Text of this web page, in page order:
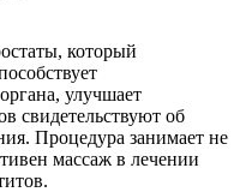
который
улучшает
свидетельствуют об
Процедура занимает не
массаж в лечении